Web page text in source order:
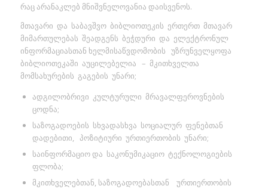
რაც არანაკლებ მნიშვნელოვანია დაისვენოს.
მთავარი და საბავშვო ბიბლიოთეკის ერთერთ მთავარ
მიმართულებას შეადგენს ბეჭდური და ელექტრონულ
ინფორმაციასთან ხელმისაწვდომობის უზრუნველყოფა
ბიბლიოთეკაში აუცილებელია – მკითხველთა
მომსახურების გაგების უნარი;
ადგილობრივი კულტურული მრავალფეროვნების
ცოდნა;
საზოგადოების სხვადასხვა სოციალურ ფენებთან
დადებითი, პოზიტიური ურთიერთობის უნარი;
საინფორმაციო და საკონუმიკაციო ტექნოლოგიების
ფლობა;
მკითხველებთან, საზოგადოებასთან ურთიერთობის